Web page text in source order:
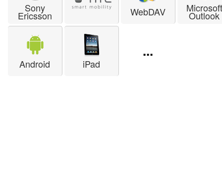
Sony
Ericsson WebDAV Microsoft
Outlook
Android iPad
...